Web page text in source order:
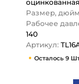
Размер,
Рабочее
140
Артикул:
Осталось 9